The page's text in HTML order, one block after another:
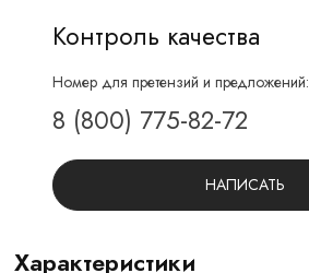
Контроль качества
Номер для претензий и предложений:
8 (800) 775-82-72
НАПИСАТЬ
Характеристики